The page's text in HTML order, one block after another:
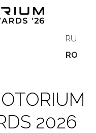
RU
RO
2026